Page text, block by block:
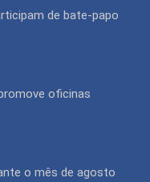
de bate-papo
oficinas
o mês de agosto